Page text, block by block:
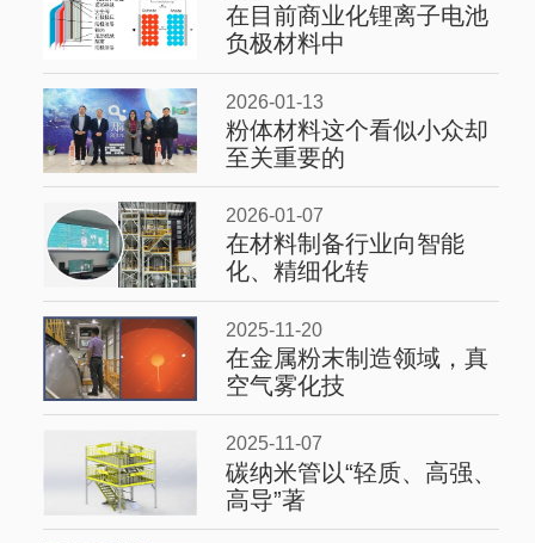
在目前商业化锂离子电池
负极材料中
2026-01-13
粉体材料这个看似小众却
至关重要的
2026-01-07
在材料制备行业向智能
化、精细化转
2025-11-20
在金属粉末制造领域，真
空气雾化技
2025-11-07
碳纳米管以“轻质、高强、
高导”著